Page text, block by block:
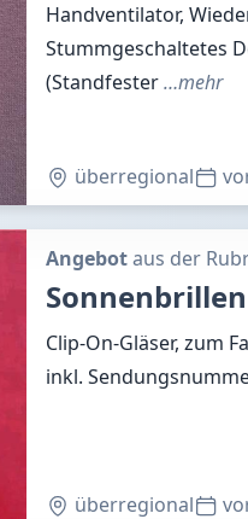
Handventilator,
Stummgeschaltetes
(Standfester…mehr
überregional
Angebotaus der
Clip-On-Gläser, zum
inkl.
überregional